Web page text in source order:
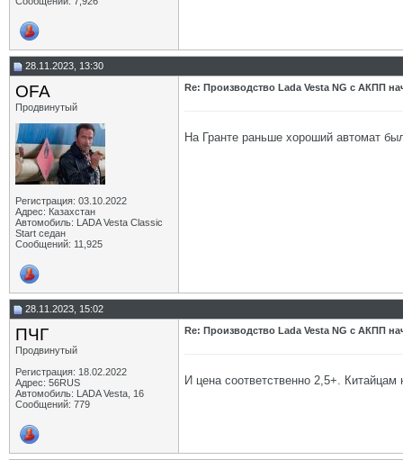
28.11.2023, 13:30
OFA
Продвинутый
Регистрация: 03.10.2022
Адрес: Казахстан
Автомобиль: LADA Vesta Classic
Start седан
Сообщений: 11,925
Re: Производство Lada Vesta NG с АКПП
На Гранте раньше хороший автомат
28.11.2023, 15:02
ПЧГ
Продвинутый
Регистрация: 18.02.2022
Адрес: 56RUS
Автомобиль: LADA Vesta, 16
Сообщений: 779
Re: Производство Lada Vesta NG с АКПП
И цена соответственно 2,5+. Китайцам